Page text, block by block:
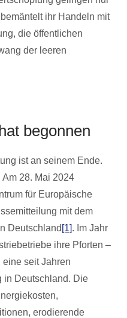
ihr Handeln mit
die öffentlichen
der leeren
begonnen
ist an seinem Ende.
28. Mai 2024
für Europäische
mit dem
Deutschland [1]. Im Jahr
ihre Pforten –
eine seit Jahren
in Deutschland. Die
erodierende